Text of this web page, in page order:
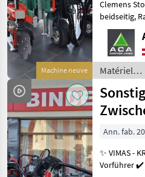
Machine neuve
Clemens
beidseitig, Radius SL+ mit
Zinkenkreisel, SB
Geräteträger,
Rechts, Arbeitsbreite 2400 -
Matériels
viticoles /
Clemens
Ann. fab.
✨ VIMAS -
Vorführer ✔️